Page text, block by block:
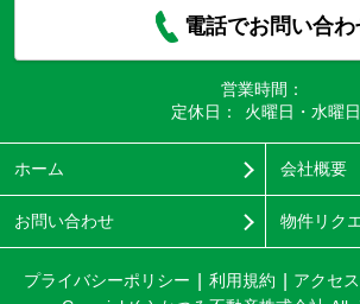
電話でお問い合わ
営業時間：
定休日：
火曜日・水曜日
ホーム 会社概要
お問い合わせ 物件リク
プライバシーポリシー 利用規約 アクセ